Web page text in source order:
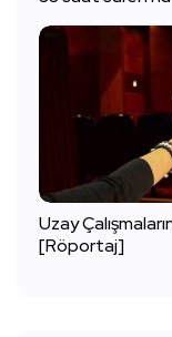
Uzay
[Röportaj]